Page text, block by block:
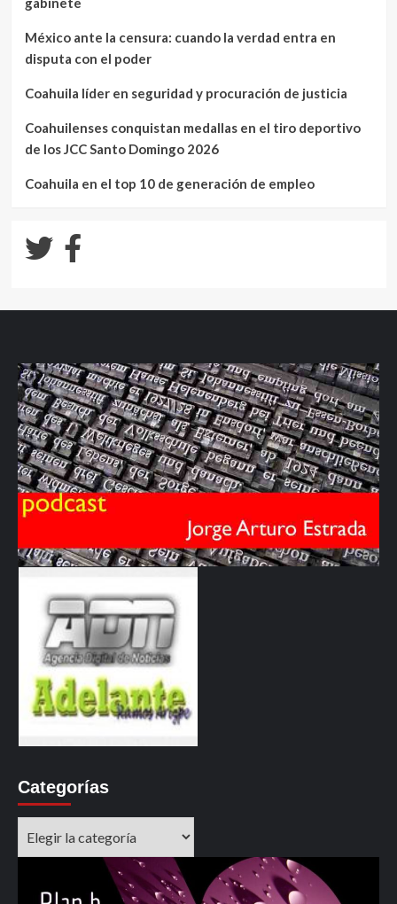
México ante la censura: cuando la verdad entra en
disputa con el poder
Coahuila líder en seguridad y procuración de justicia
Coahuilenses conquistan medallas en el tiro deportivo
de los JCC Santo Domingo 2026
Coahuila en el top 10 de generación de empleo
Categorías